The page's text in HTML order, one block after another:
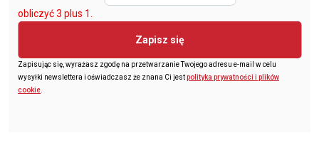
obliczyć 3 plus 1.
Zapisz się
Zapisując się, wyrażasz zgodę na przetwarzanie Twojego adresu e-mail w celu
wysyłki newslettera i oświadczasz że znana Ci jestpolityka prywatności i plików
cookie